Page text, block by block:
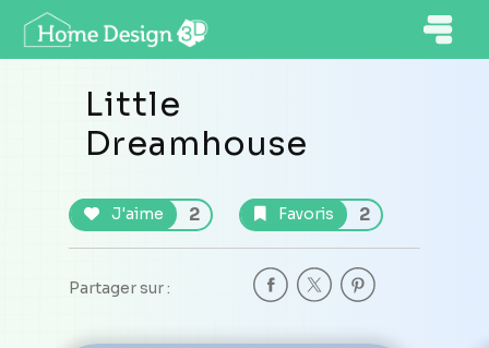
Little
Dreamhouse
J'aime 2 Favoris 2
Partager sur :